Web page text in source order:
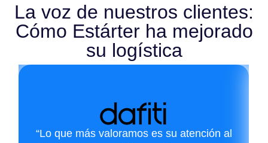
La voz de nuestros clientes:
Cómo Estárter ha mejorado
su logística
“Lo que más valoramos es su atención al